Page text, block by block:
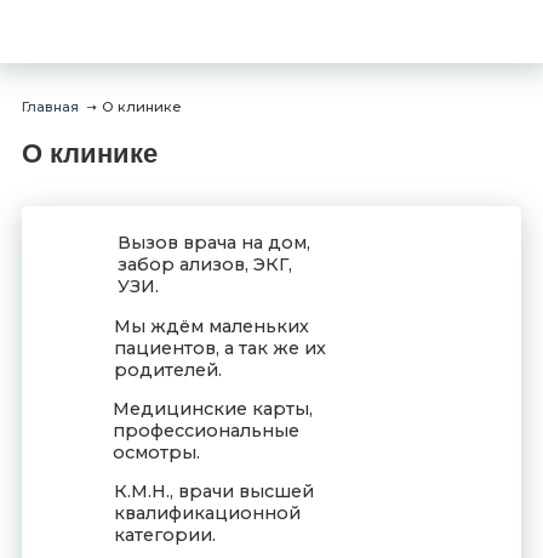
Главная → О клинике
О клинике
Вызов врача на дом,
забор ализов, ЭКГ,
УЗИ.
Мы ждём маленьких
пациентов, а так же их
родителей.
Медицинские карты,
профессиональные
осмотры.
К.М.Н., врачи высшей
квалификационной
категории.